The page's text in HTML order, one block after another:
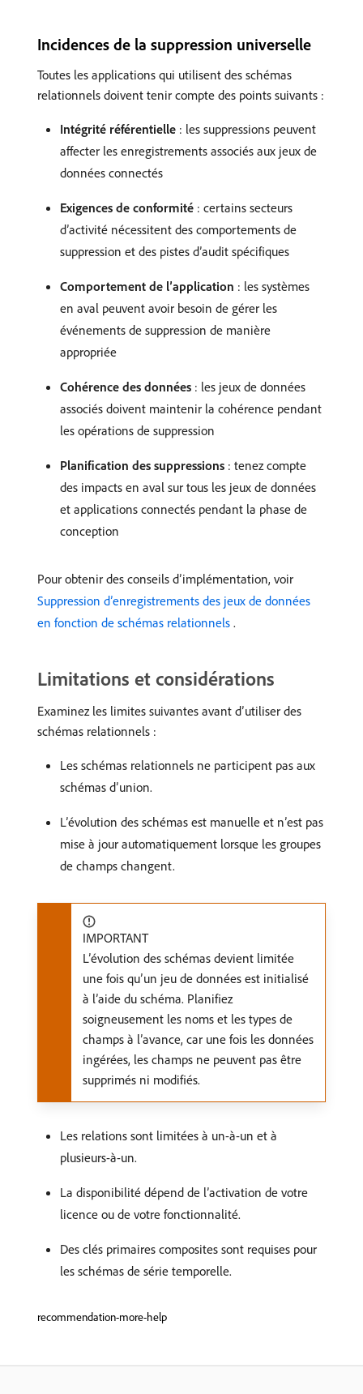
Incidences de la suppression universelle
Toutes les applications qui utilisent des schémas
relationnels doivent tenir compte des points suivants :
Intégrité référentielle : les suppressions peuvent
affecter les enregistrements associés aux jeux de
données connectés
Exigences de conformité : certains secteurs
d’activité nécessitent des comportements de
suppression et des pistes d’audit spécifiques
Comportement de l’application : les systèmes
en aval peuvent avoir besoin de gérer les
événements de suppression de manière
appropriée
Cohérence des données : les jeux de données
associés doivent maintenir la cohérence pendant
les opérations de suppression
Planification des suppressions : tenez compte
des impacts en aval sur tous les jeux de données
et applications connectés pendant la phase de
conception
Pour obtenir des conseils d’implémentation, voir
Suppression d’enregistrements des jeux de données
en fonction de schémas relationnels ​ .
Limitations et considérations
Examinez les limites suivantes avant d’utiliser des
schémas relationnels :
Les schémas relationnels ne participent pas aux
schémas d’union.
L’évolution des schémas est manuelle et n’est pas
mise à jour automatiquement lorsque les groupes
de champs changent.
IMPORTANT
L’évolution des schémas devient limitée
une fois qu’un jeu de données est initialisé
à l’aide du schéma. Planifiez
soigneusement les noms et les types de
champs à l’avance, car une fois les données
ingérées, les champs ne peuvent pas être
supprimés ni modifiés.
Les relations sont limitées à un-à-un et à
plusieurs-à-un.
La disponibilité dépend de l’activation de votre
licence ou de votre fonctionnalité.
Des clés primaires composites sont requises pour
les schémas de série temporelle.
recommendation-more-help